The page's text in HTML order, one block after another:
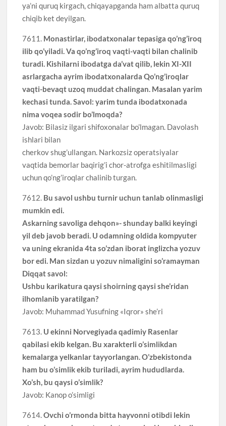
ya’ni quruq kirgach, chiqayapganda ham albatta quruq
chiqib ket deyilgan.
7611. Monastirlar, ibodatxonalar tepasiga qo’ng’iroq
ilib qo’yiladi. Va qo’ng’iroq vaqti-vaqti bilan chalinib
turadi. Kishilarni ibodatga da’vat qilib, lekin XI-XII
asrlargacha ayrim ibodatxonalarda Qo’ng’iroqlar
vaqti-bevaqt uzoq muddat chalingan. Masalan yarim
kechasi tunda. Savol: yarim tunda ibodatxonada
nima voqea sodir bo’lmoqda?
Javob: Bilasiz ilgari shifoxonalar bo’lmagan. Davolash
ishlari bilan
cherkov shug’ullangan. Narkozsiz operatsiyalar
vaqtida bemorlar baqirig’i chor-atrofga eshitilmasligi
uchun qo’ng’iroqlar chalinib turgan.
7612. Bu savol ushbu turnir uchun tanlab olinmasligi
mumkin edi.
Askarning savoliga dehqon»- shunday balki keyingi
yil deb javob beradi. U odamning oldida kompyuter
va uning ekranida 4ta so’zdan iborat inglizcha yozuv
bor edi. Man sizdan u yozuv nimaligini so’ramayman
Diqqat savol:
Ushbu karikatura qaysi shoirning qaysi she’ridan
ilhomlanib yaratilgan?
Javob: Muhammad Yusufning «Iqror» she’ri
7613. U ekinni Norvegiyada qadimiy Rasenlar
qabilasi ekib kelgan. Bu xarakterli o’simlikdan
kemalarga yelkanlar tayyorlangan. O’zbekistonda
ham bu o’simlik ekib turiladi, ayrim hududlarda.
Xo’sh, bu qaysi o’simlik?
Javob: Kanop o’simligi
7614.Ovchi o’rmonda bitta hayvonni otibdi lekin